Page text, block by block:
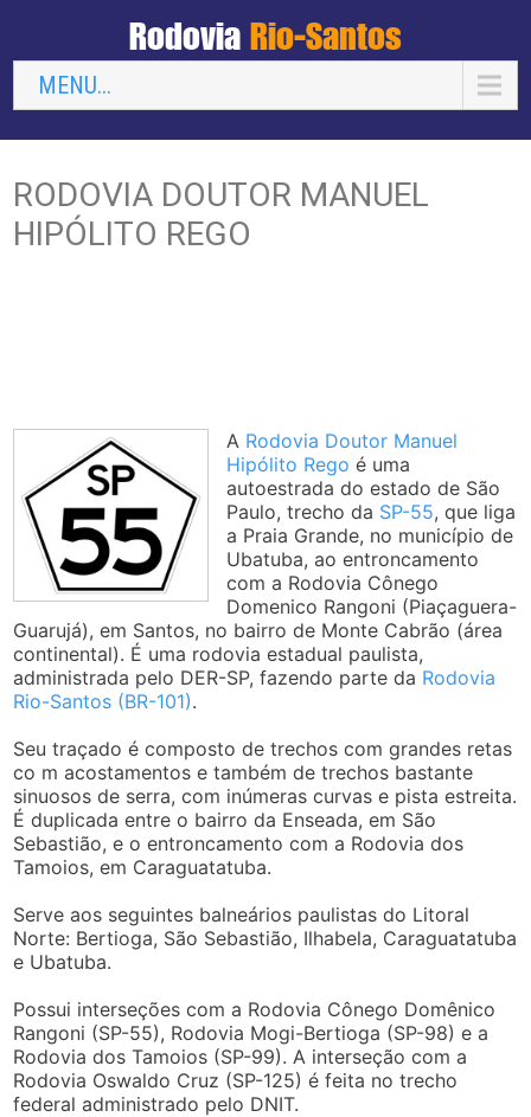
Rodovia Rio-Santos
MENU...
RODOVIA DOUTOR MANUEL
HIPÓLITO REGO
A Rodovia Doutor Manuel
Hipólito Rego é uma
autoestrada do estado de São
Paulo, trecho da SP-55, que liga
a Praia Grande, no município de
Ubatuba, ao entroncamento
com a Rodovia Cônego
Domenico Rangoni (Piaçaguera-
Guarujá), em Santos, no bairro de Monte Cabrão (área
continental). É uma rodovia estadual paulista,
administrada pelo DER-SP, fazendo parte da Rodovia
Rio-Santos (BR-101).
Seu traçado é composto de trechos com grandes retas
co m acostamentos e também de trechos bastante
sinuosos de serra, com inúmeras curvas e pista estreita.
É duplicada entre o bairro da Enseada, em São
Sebastião, e o entroncamento com a Rodovia dos
Tamoios, em Caraguatatuba.
Serve aos seguintes balneários paulistas do Litoral
Norte: Bertioga, São Sebastião, Ilhabela, Caraguatatuba
e Ubatuba.
Possui interseções com a Rodovia Cônego Domênico
Rangoni (SP-55), Rodovia Mogi-Bertioga (SP-98) e a
Rodovia dos Tamoios (SP-99). A interseção com a
Rodovia Oswaldo Cruz (SP-125) é feita no trecho
federal administrado pelo DNIT.